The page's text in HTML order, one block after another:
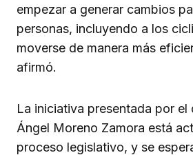
empezar a generar cambios
personas, incluyendo a los
moverse de manera más
afirmó.
La iniciativa presentada por
Ángel Moreno Zamora está
proceso legislativo, y se